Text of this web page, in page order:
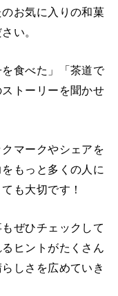
お気に入りの和菓
い。
食べた」「茶道で
トーリーを聞かせ
マークやシェアを
もっと多くの人に
も大切です！
ぜひチェックして
ヒントがたくさん
しさを広めていき